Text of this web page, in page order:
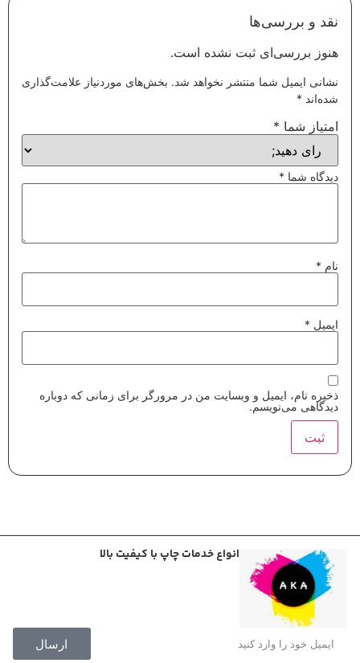
نقد و بررسی‌ها
هنوز بررسی‌ای ثبت نشده است.
نشانی ایمیل شما منتشر نخواهد شد. بخش‌های موردنیاز علامت‌گذاری
شده‌اند *
امتیاز شما *
دیدگاه شما *
نام *
ایمیل *
ذخیره نام، ایمیل و وبسایت من در مرورگر برای زمانی که دوباره
دیدگاهی می‌نویسم.
انواع خدمات چاپ با کیفیت بالا
ارسال